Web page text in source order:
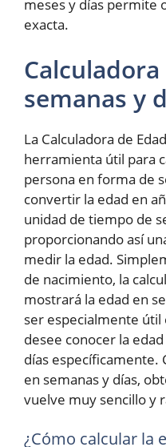
meses y días permite
exacta.
semanas y
La Calculadora de
herramienta útil para
persona en forma de
convertir la edad en
unidad de tiempo de
proporcionando así
medir la edad.
de nacimiento, la
mostrará la edad en
ser especialmente útil
desee conocer la
días específicamente.
en semanas y días,
vuelve muy sencillo y
¿Cómo calcular la